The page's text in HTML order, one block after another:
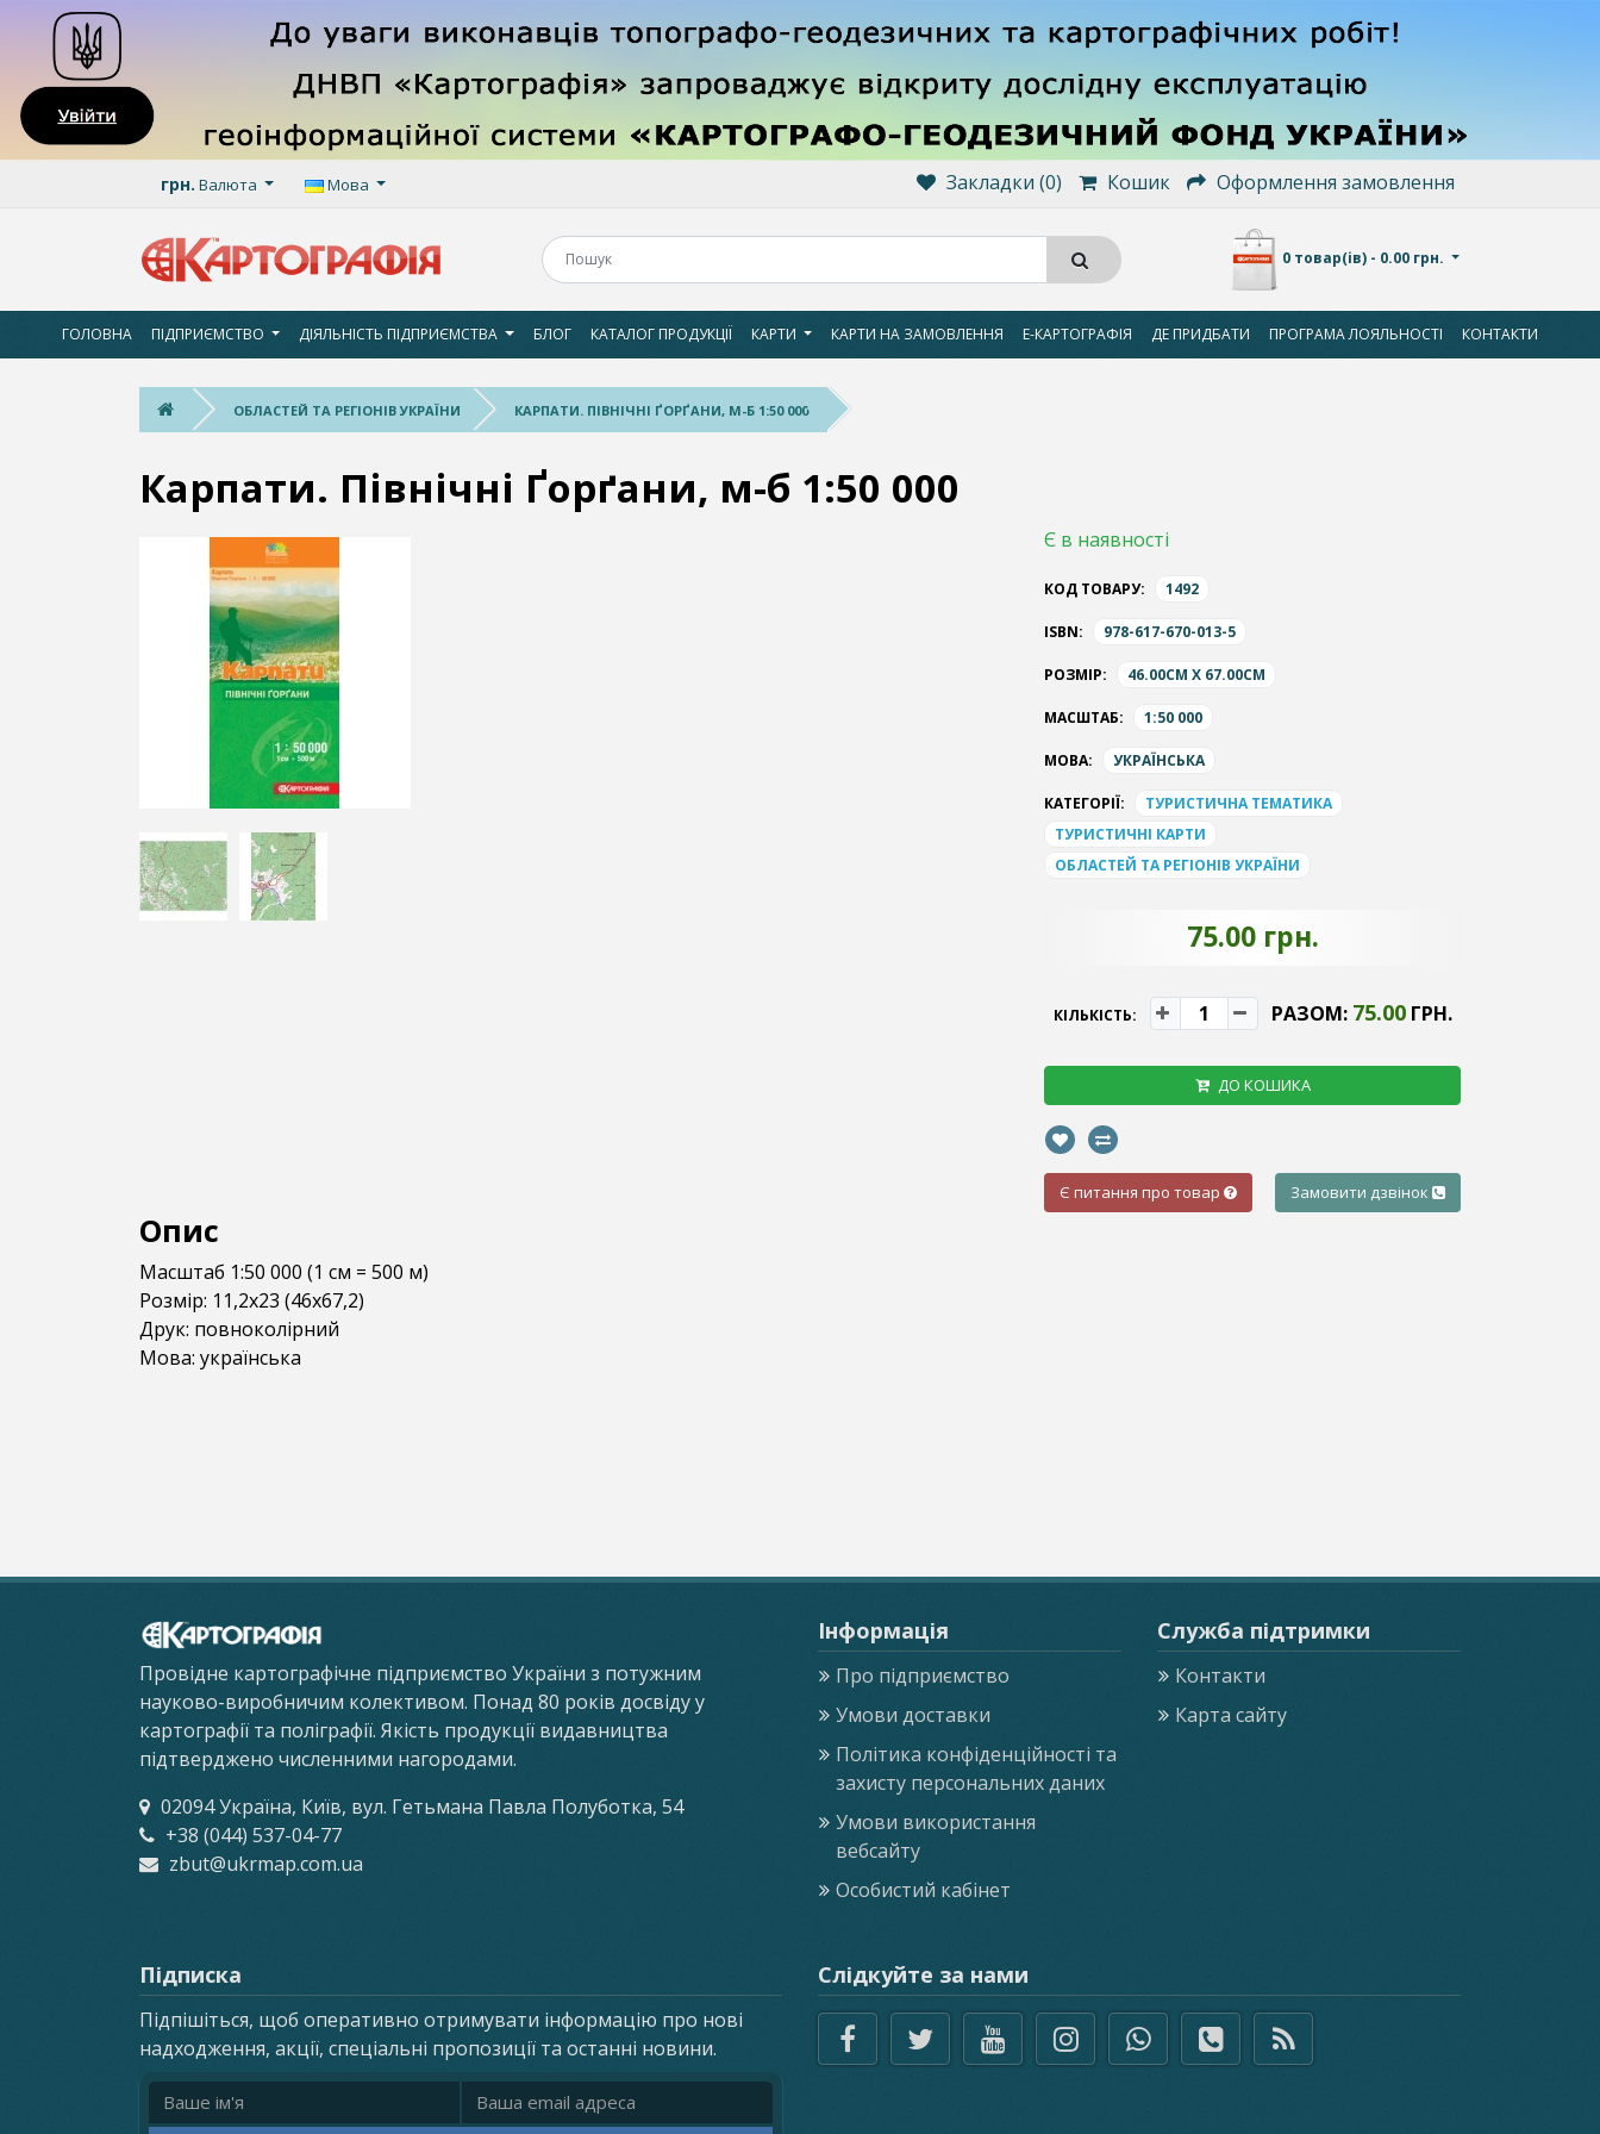
грн. Валюта Мова Закладки (0) Кошик Оформлення замовлення
0 товар(ів) - 0.00 грн.
ГОЛОВНА ПІДПРИЄМСТВО ДІЯЛЬНІСТЬ ПІДПРИЄМСТВА БЛОГ КАТАЛОГ ПРОДУКЦІЇ КАРТИ КАРТИ НА ЗАМОВЛЕННЯ Е-КАРТОГРАФІЯ ДЕ ПРИДБАТИ ПРОГРАМА ЛОЯЛЬНОСТІ КОНТАКТИ
ОБЛАСТЕЙ ТА РЕГІОНІВ УКРАЇНИ КАРПАТИ. ПІВНІЧНІ ҐОРҐАНИ, М-Б 1:50 000
Карпати. Північні Ґорґани, м-б 1:50 000
Є в наявності
КОД ТОВАРУ: 1492
ISBN: 978-617-670-013-5
РОЗМІР: 46.00CM X 67.00CM
МАСШТАБ: 1:50 000
МОВА: УКРАЇНСЬКА
КАТЕГОРІЇ:
ТУРИСТИЧНА ТЕМАТИКА
ТУРИСТИЧНІ КАРТИ
ОБЛАСТЕЙ ТА РЕГІОНІВ УКРАЇНИ
75.00 грн.
КІЛЬКІСТЬ: РАЗОМ: 75.00ГРН.
ДО КОШИКА
Є питання про товар Замовити дзвінок
Опис
Масштаб 1:50 000 (1 см = 500 м)
Розмір: 11,2х23 (46х67,2)
Друк: повноколірний
Мова: українська
Провідне картографічне підприємство України з потужним
науково-виробничим колективом. Понад 80 років досвіду у
картографії та поліграфії. Якість продукції видавництва
підтверджено численними нагородами.
02094 Україна, Київ, вул. Гетьмана Павла Полуботка, 54
+38 (044) 537-04-77
zbut@ukrmap.com.ua
Інформація
Про підприємство
Умови доставки
Політика конфіденційності та
захисту персональних даних
Умови використання
вебсайту
Особистий кабінет
Служба підтримки
Контакти
Карта сайту
Підписка
Підпішіться, щоб оперативно отримувати інформацію про нові
надходження, акції, спеціальні пропозиції та останні новини.
Ім'я Email адреса
Слідкуйте за нами